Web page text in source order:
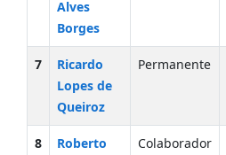
Alves
Borges
7
Ricardo
Lopes de
Queiroz
Permanente
8
Roberto
Colaborador